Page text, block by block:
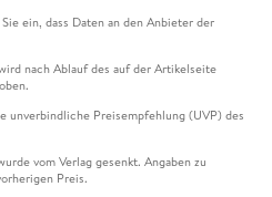
ein, dass Daten an den Anbieter der
nach Ablauf des auf der Artikelseite
unverbindliche Preisempfehlung (UVP) des
vom Verlag gesenkt. Angaben zu
Preis.